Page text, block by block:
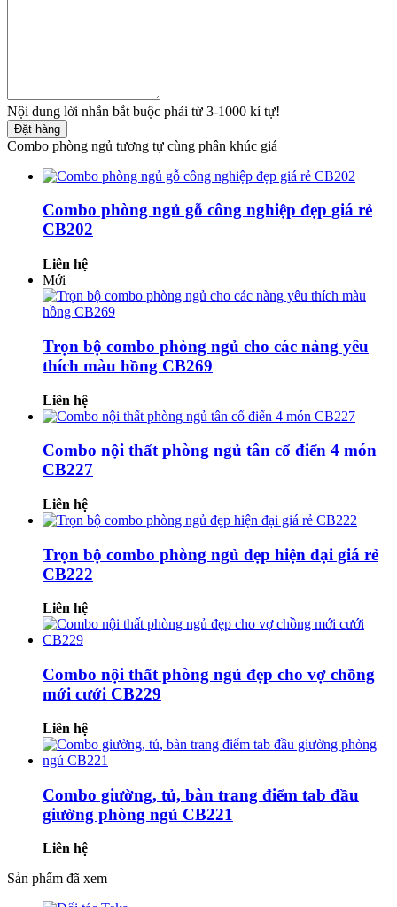
Nội dung lời nhắn bắt buộc phải từ 3-1000 kí tự!
Đặt hàng
Combo phòng ngủ tương tự cùng phân khúc giá
Combo phòng ngủ gỗ công nghiệp đẹp giá rẻ
CB202
Liên hệ
Mới
Trọn bộ combo phòng ngủ cho các nàng yêu
thích màu hồng CB269
Liên hệ
Combo nội thất phòng ngủ tân cổ điển 4 món
CB227
Liên hệ
Trọn bộ combo phòng ngủ đẹp hiện đại giá rẻ
CB222
Liên hệ
Combo nội thất phòng ngủ đẹp cho vợ chồng
mới cưới CB229
Liên hệ
Combo giường, tủ, bàn trang điểm tab đầu
giường phòng ngủ CB221
Liên hệ
Sản phẩm đã xem